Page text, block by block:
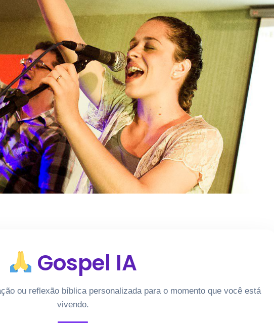
Gospel IA
ou reflexão bíblica personalizada para o momento que você está
vivendo.